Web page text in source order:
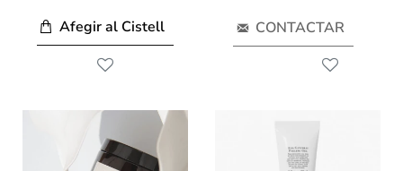
Afegir al Cistell CONTACTAR